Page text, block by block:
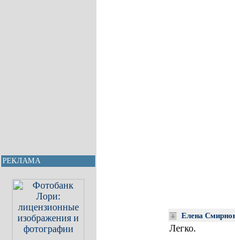
РЕКЛАМА
Елена
Легко.